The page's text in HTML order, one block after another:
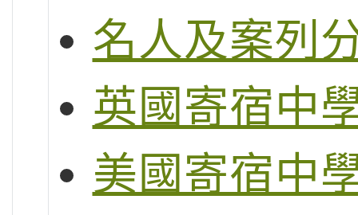
名人及案列
英國寄宿中
美國寄宿中